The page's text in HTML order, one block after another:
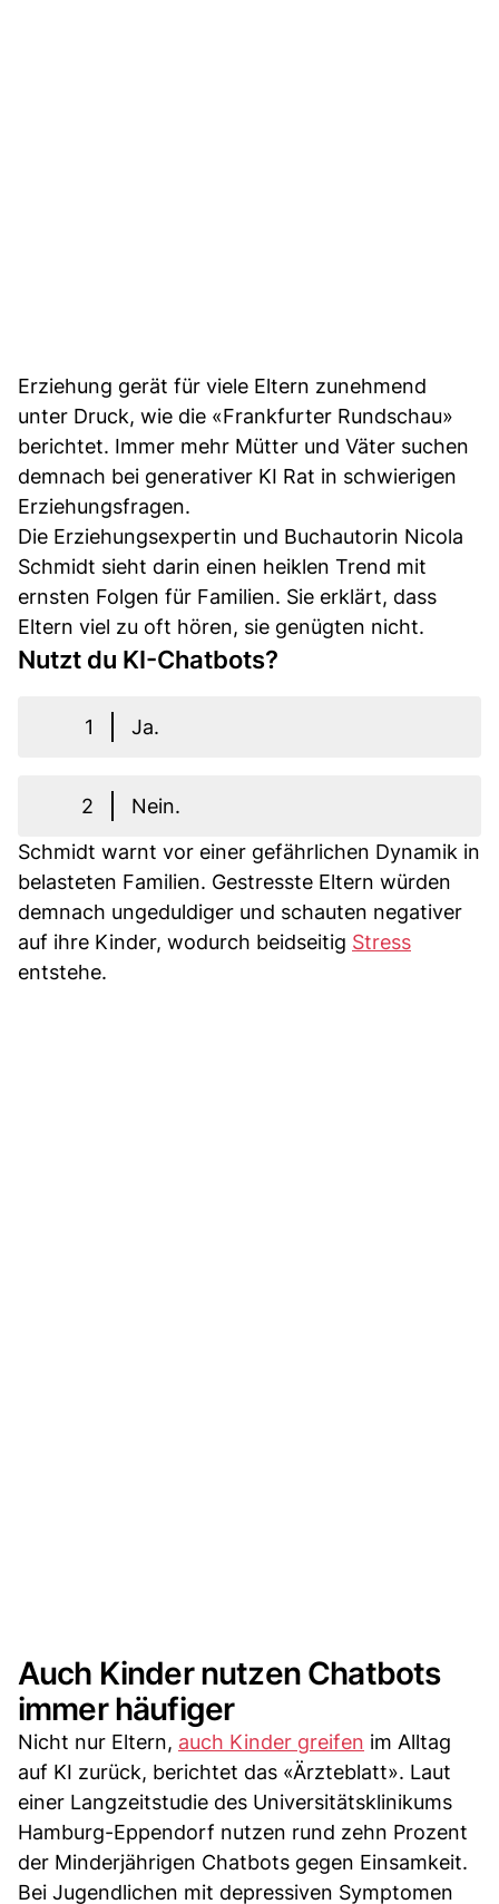
Erziehung gerät für viele Eltern zunehmend
unter Druck, wie die «Frankfurter Rundschau»
berichtet. Immer mehr Mütter und Väter suchen
demnach bei generativer KI Rat in schwierigen
Erziehungsfragen.
Die Erziehungsexpertin und Buchautorin Nicola
Schmidt sieht darin einen heiklen Trend mit
ernsten Folgen für Familien. Sie erklärt, dass
Eltern viel zu oft hören, sie genügten nicht.
Nutzt du KI-Chatbots?
1 Ja.
2
Nein.
Schmidt warnt vor einer gefährlichen Dynamik in
belasteten Familien. Gestresste Eltern würden
demnach ungeduldiger und schauten negativer
auf ihre Kinder, wodurch beidseitig Stress
entstehe.
Auch Kinder nutzen Chatbots
immer häufiger
Nicht nur Eltern, auch Kinder greifen im Alltag
auf KI zurück, berichtet das «Ärzteblatt». Laut
einer Langzeitstudie des Universitätsklinikums
Hamburg-Eppendorf nutzen rund zehn Prozent
der Minderjährigen Chatbots gegen Einsamkeit.
Bei Jugendlichen mit depressiven Symptomen